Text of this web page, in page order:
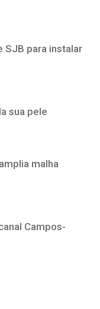
SJB para instalar
sua pele
malha
Campos-